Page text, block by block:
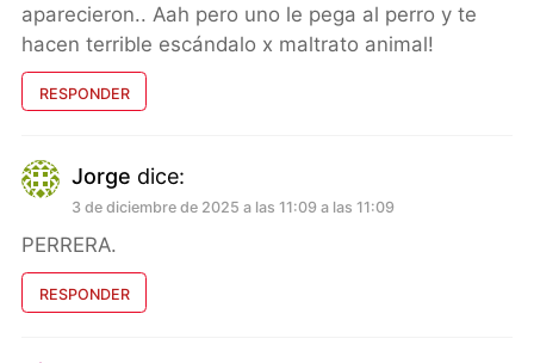
aparecieron.. Aah pero uno le pega al perro y te
hacen terrible escándalo x maltrato animal!
RESPONDER
Jorge dice:
3 de diciembre de 2025 a las 11:09 a las 11:09
PERRERA.
RESPONDER